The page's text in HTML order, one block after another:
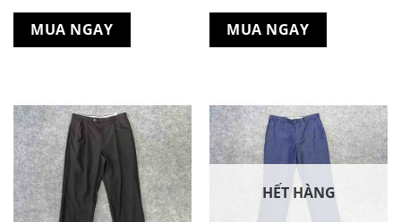
MUA NGAY MUA NGAY
HẾT HÀNG